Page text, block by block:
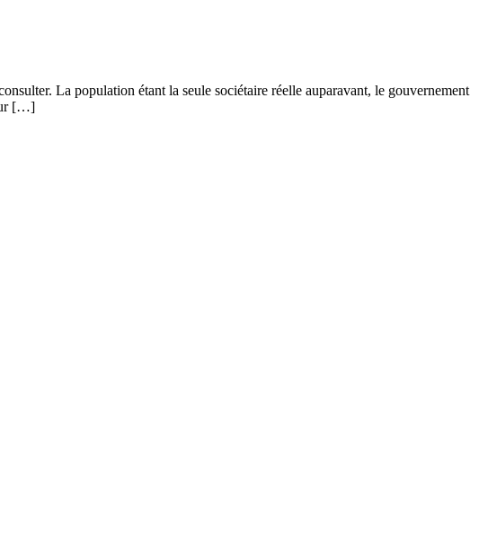
La population étant la seule sociétaire réelle auparavant, le gouvernement
[…]